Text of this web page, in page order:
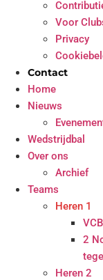
Voor
Privacy
Contact
Home
Nieuws
Wedstrijdbal
Over ons
Archief
Teams
Heren 1
2
Heren 2